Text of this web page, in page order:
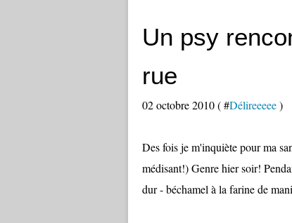
Un psy
rue
02 octobre 2010 ( #Délireeeee)
Des fois je m'inquiète pour ma
médisant!) Genre hier soir!
dur - béchamel à la farine de